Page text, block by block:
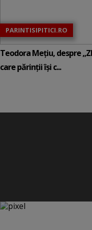
PARINTISIPITICI.RO
Teodora Mețiu, despre
care părinții își c...